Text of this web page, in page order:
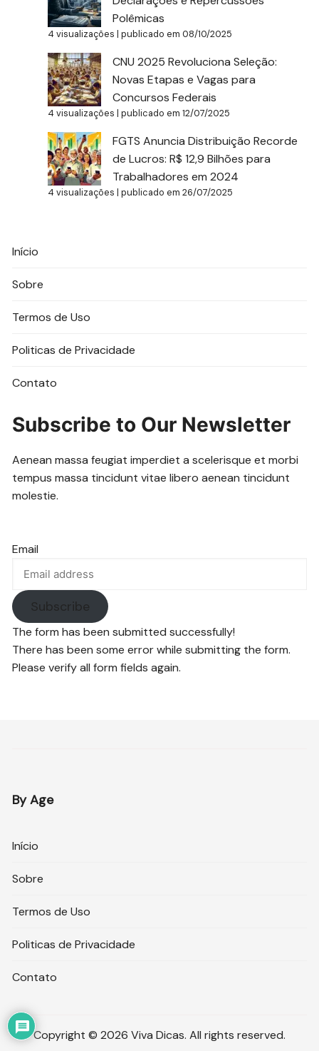
Polêmicas
4 visualizações |publicado em 08/10/2025
CNU 2025 Revoluciona Seleção:
Novas Etapas e Vagas para
Concursos Federais
4 visualizações |publicado em 12/07/2025
FGTS Anuncia Distribuição Recorde
de Lucros: R$ 12,9 Bilhões para
Trabalhadores em 2024
4 visualizações |publicado em 26/07/2025
Início
Sobre
Termos de Uso
Politicas de Privacidade
Contato
Subscribe to Our Newsletter
Aenean massa feugiat imperdiet a scelerisque et morbi
tempus massa tincidunt vitae libero aenean tincidunt
molestie.
Email
Subscribe
The form has been submitted successfully!
There has been some error while submitting the form.
Please verify all form fields again.
By Age
Início
Sobre
Termos de Uso
Politicas de Privacidade
Contato
Copyright © 2026 Viva Dicas. All rights reserved.